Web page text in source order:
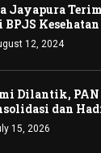
Jayapura
BPJS Kesehatan
12, 2024
Dilantik, PAN
dan
15, 2026